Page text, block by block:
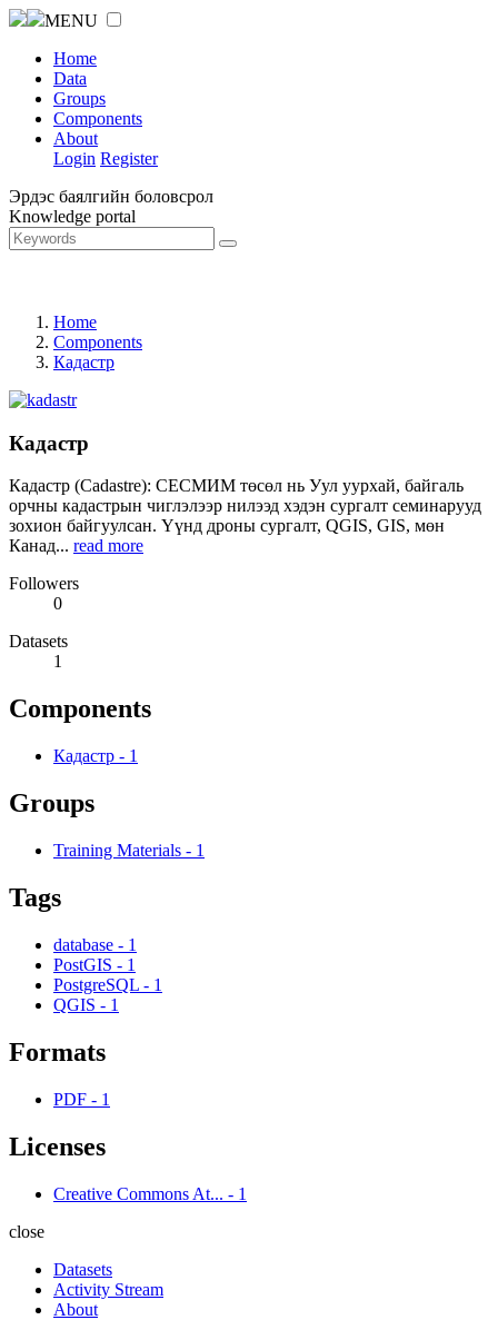
MENU
Home
Data
Groups
Components
About
Login Register
Эрдэс баялгийн боловсрол
Knowledge portal
Home
Components
Кадастр
Кадастр
Кадастр (Cadastre): СЕСМИМ төсөл нь Уул уурхай, байгаль
орчны кадастрын чиглэлээр нилээд хэдэн сургалт семинарууд
зохион байгуулсан. Үүнд дроны сургалт, QGIS, GIS, мөн
Канад... read more
Followers
0
Datasets
1
Components
Кадастр - 1
Groups
Training Materials - 1
Tags
database - 1
PostGIS - 1
PostgreSQL - 1
QGIS - 1
Formats
PDF - 1
Licenses
Creative Commons At... - 1
close
Datasets
Activity Stream
About